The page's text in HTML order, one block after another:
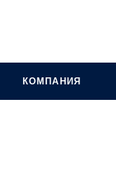
КОМПАНИЯ